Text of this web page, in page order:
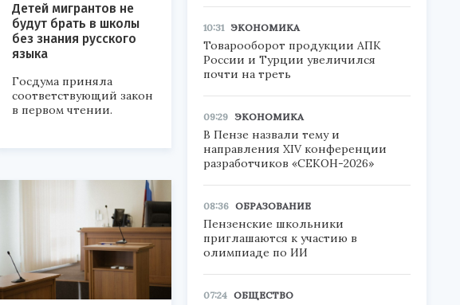
Детей мигрантов не
будут брать в школы
без знания русского
языка
Госдума приняла
соответствующий закон
в первом чтении.
10:31 ЭКОНОМИКА
Товарооборот продукции АПК
России и Турции увеличился
почти на треть
09:29 ЭКОНОМИКА
В Пензе назвали тему и
направления XIV конференции
разработчиков «СЕКОН-2026»
08:36 ОБРАЗОВАНИЕ
Пензенские школьники
приглашаются к участию в
олимпиаде по ИИ
07:24 ОБЩЕСТВО